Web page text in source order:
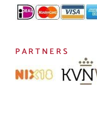
PARTNERS